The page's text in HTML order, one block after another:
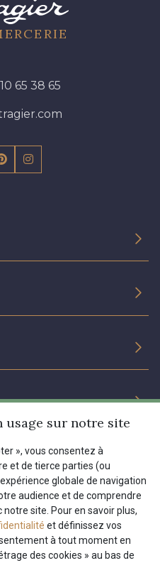
65 38 65
International
EN
usage sur notre site
», vous consentez à
et de tierce parties (ou
globale de navigation
audience et de comprendre
site. Pour en savoir plus,
et définissez vos
à tout moment en
des cookies » au bas de